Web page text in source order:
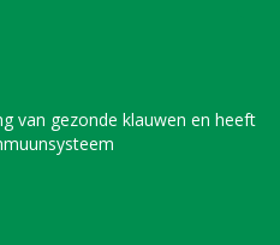
van gezonde klauwen en heeft